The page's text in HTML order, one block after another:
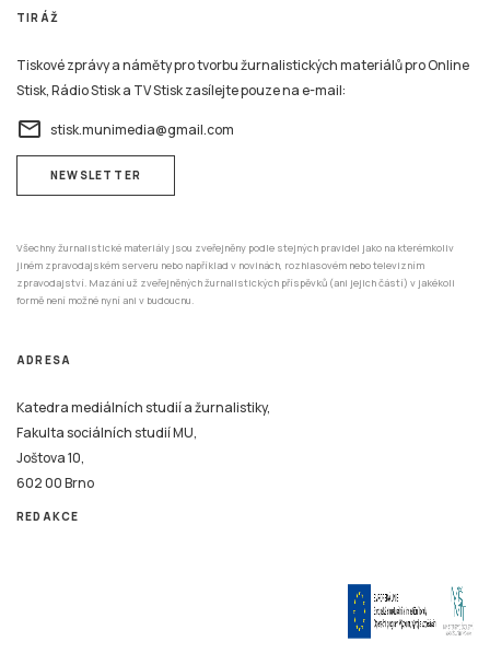
TIRÁŽ
Tiskové zprávy a náměty pro tvorbu žurnalistických materiálů pro Online
Stisk, Rádio Stisk a TV Stisk zasílejte pouze na e-mail:
email stisk.munimedia@gmail.com
NEWSLETTER
Všechny žurnalistické materiály jsou zveřejněny podle stejných pravidel jako na kterémkoliv
jiném zpravodajském serveru nebo například v novinách, rozhlasovém nebo televizním
zpravodajství. Mazání už zveřejněných žurnalistických příspěvků (ani jejich částí) v jakékoli
formě není možné nyní ani v budoucnu.
ADRESA
Katedra mediálních studií a žurnalistiky,
Fakulta sociálních studií MU,
Joštova 10,
602 00 Brno
REDAKCE